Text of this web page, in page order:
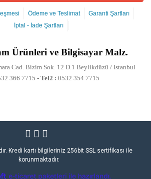
Ödeme ve Teslimat
Garanti Şartları
İptal - İade Şartları
Ürünleri ve Bilgisayar Malz.
Cad. Bizim Sok. 12 D.1 Beylikdüzü / Istanbul
366 7715 -Tel2 : 0532 354 7715
Kredi kartı bilgileriniz 256bit SSL sertifikası ile
korunmaktadır.
ideasoft e-